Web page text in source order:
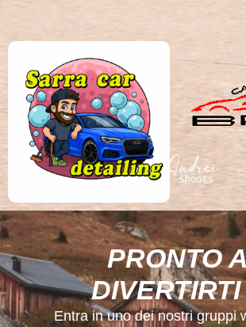
PRONTO
Entra in uno dei nostri gruppi